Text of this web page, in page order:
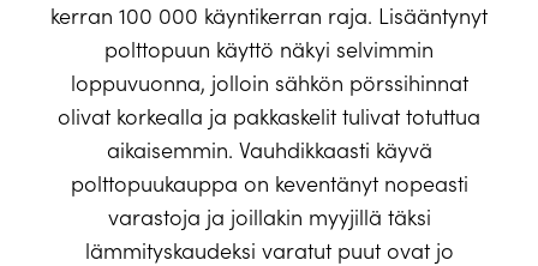
kerran 100 000 käyntikerran raja. Lisääntynyt
polttopuun käyttö näkyi selvimmin
loppuvuonna, jolloin sähkön pörssihinnat
olivat korkealla ja pakkaskelit tulivat totuttua
aikaisemmin. Vauhdikkaasti käyvä
polttopuukauppa on keventänyt nopeasti
varastoja ja joillakin myyjillä täksi
lämmityskaudeksi varatut puut ovat jo